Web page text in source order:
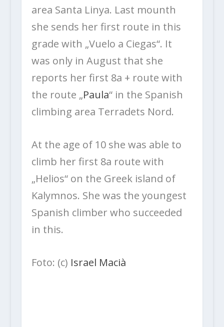
area Santa Linya. Last mounth
she sends her first route in this
grade with „Vuelo a Ciegas“. It
was only in August that she
reports her first 8a + route with
the route „Paula“ in the Spanish
climbing area Terradets Nord.
At the age of 10 she was able to
climb her first 8a route with
„Helios“ on the Greek island of
Kalymnos. She was the youngest
Spanish climber who succeeded
in this.
Foto: (c) Israel Macià